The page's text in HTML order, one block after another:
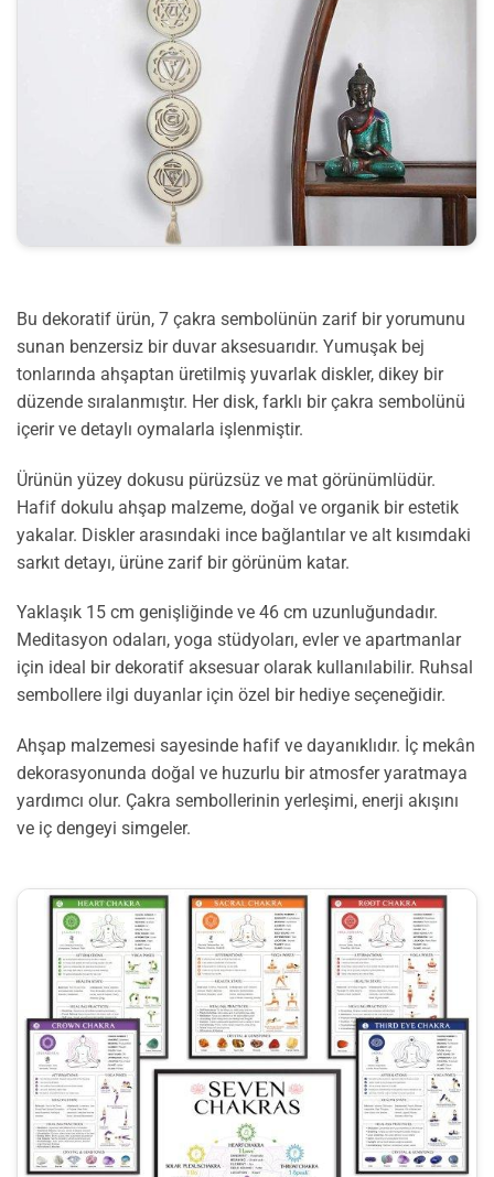
Bu dekoratif ürün, 7 çakra sembolünün zarif bir yorumunu
sunan benzersiz bir duvar aksesuarıdır. Yumuşak bej
tonlarında ahşaptan üretilmiş yuvarlak diskler, dikey bir
düzende sıralanmıştır. Her disk, farklı bir çakra sembolünü
içerir ve detaylı oymalarla işlenmiştir.
Ürünün yüzey dokusu pürüzsüz ve mat görünümlüdür.
Hafif dokulu ahşap malzeme, doğal ve organik bir estetik
yakalar. Diskler arasındaki ince bağlantılar ve alt kısımdaki
sarkıt detayı, ürüne zarif bir görünüm katar.
Yaklaşık 15 cm genişliğinde ve 46 cm uzunluğundadır.
Meditasyon odaları, yoga stüdyoları, evler ve apartmanlar
için ideal bir dekoratif aksesuar olarak kullanılabilir. Ruhsal
sembollere ilgi duyanlar için özel bir hediye seçeneğidir.
Ahşap malzemesi sayesinde hafif ve dayanıklıdır. İç mekân
dekorasyonunda doğal ve huzurlu bir atmosfer yaratmaya
yardımcı olur. Çakra sembollerinin yerleşimi, enerji akışını
ve iç dengeyi simgeler.